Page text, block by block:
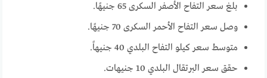
بلغ سعر التفاح الأصفر السكرى 65 جنيهًا.
وصل سعر التفاح الأحمر السكرى 70 جنيهًا.
متوسط سعر كيلو التفاح البلدي 40 جنيهاً.
حقق سعر البرتقال البلدي 10 جنيهات.